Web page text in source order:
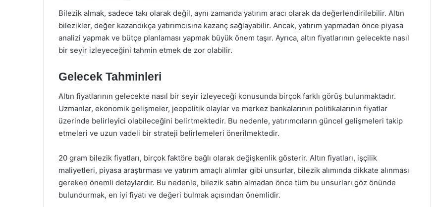
Bilezik almak, sadece takı olarak değil, aynı zamanda yatırım aracı olarak da değerlendirilebilir. Altın
bilezikler, değer kazandıkça yatırımcısına kazanç sağlayabilir. Ancak, yatırım yapmadan önce piyasa
analizi yapmak ve bütçe planlaması yapmak büyük önem taşır. Ayrıca, altın fiyatlarının gelecekte nasıl
bir seyir izleyeceğini tahmin etmek de zor olabilir.
Gelecek Tahminleri
Altın fiyatlarının gelecekte nasıl bir seyir izleyeceği konusunda birçok farklı görüş bulunmaktadır.
Uzmanlar, ekonomik gelişmeler, jeopolitik olaylar ve merkez bankalarının politikalarının fiyatlar
üzerinde belirleyici olabileceğini belirtmektedir. Bu nedenle, yatırımcıların güncel gelişmeleri takip
etmeleri ve uzun vadeli bir strateji belirlemeleri önerilmektedir.
20 gram bilezik fiyatları, birçok faktöre bağlı olarak değişkenlik gösterir. Altın fiyatları, işçilik
maliyetleri, piyasa araştırması ve yatırım amaçlı alımlar gibi unsurlar, bilezik alımında dikkate alınması
gereken önemli detaylardır. Bu nedenle, bilezik satın almadan önce tüm bu unsurları göz önünde
bulundurmak, en iyi fiyatı ve değeri bulmak açısından önemlidir.